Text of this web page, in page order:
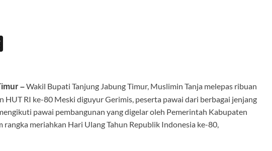
a
ds
–Wakil Bupati Tanjung Jabung Timur, Muslimin Tanja melepas ribuan
HUT RI ke-80 Meski diguyur Gerimis, peserta pawai dari berbagai jenjang
pawai pembangunan yang digelar oleh Pemerintah Kabupaten
rangka meriahkan Hari Ulang Tahun Republik Indonesia ke-80,